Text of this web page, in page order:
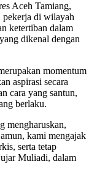
Aceh Tamiang,
di wilayah
ketertiban dalam
dikenal dengan
momentum
aspirasi secara
cara yang santun,
berlaku.
mengharuskan,
kami mengajak
serta tetap
Muliadi, dalam